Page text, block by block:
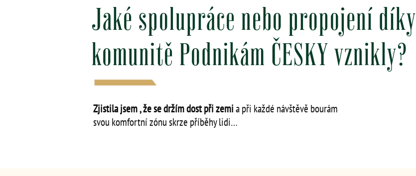
Jaké spolupráce nebo propojení díky
komunitě Podnikám ČESKY vznikly?
Zjistila jsem , že se držím dost při zemia při každé návštěvě bourám
svou komfortní zónu skrze příběhy lidi…